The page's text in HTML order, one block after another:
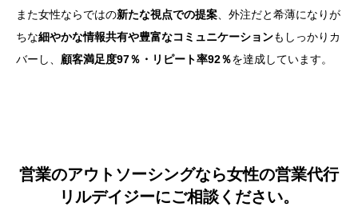
また女性ならではの新たな視点での提案 、外注だと希薄になりが
ちな細やかな情報共有や豊富なコミュニケーションもしっかりカ
バーし、 顧客満足度97％・リピート率92％を達成しています。
営業のアウトソーシングなら女性の営業代行
リルデイジーにご相談ください。